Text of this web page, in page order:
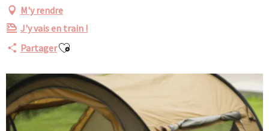
M'y rendre
J'y vais en train !
PartagerAjouter aux favoris